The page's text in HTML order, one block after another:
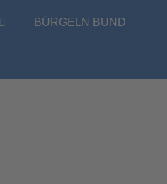
BÜRGELN BUND